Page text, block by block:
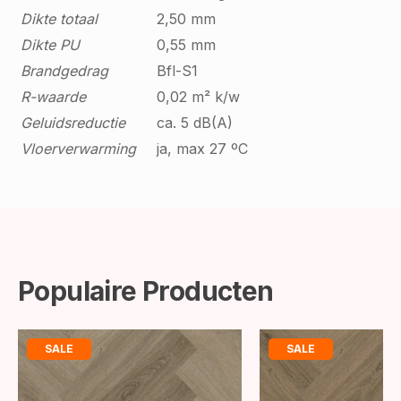
Dikte totaal
2,50 mm
Dikte PU
0,55 mm
Brandgedrag
Bfl-S1
R-waarde
0,02 m² k/w
Geluidsreductie
ca. 5 dB(A)
Vloerverwarming
ja, max 27 ºC
Populaire Producten
SALE SALE